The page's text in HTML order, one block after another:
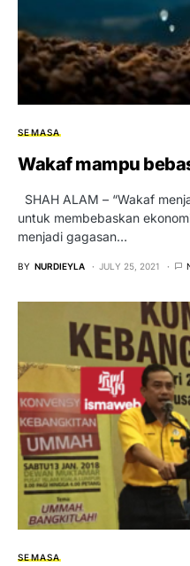
SEMASA
Wakaf mampu
SHAH ALAM – “Wakaf
untuk membebaskan
menjadi gagasan…
BY NURDIEYLA JULY 25, 2021
SEMASA